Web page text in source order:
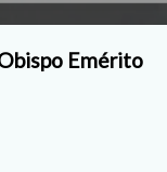
Emérito